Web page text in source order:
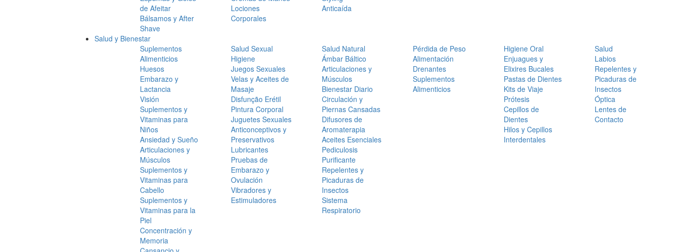
de Afeitar
Bálsamos y After
Shave
Lociones
Corporales
Anticaída
Salud y Bienestar
Suplementos
Alimenticios
Huesos
Embarazo y
Lactancia
Visión
Suplementos y
Vitaminas para
Niños
Ansiedad y Sueño
Articulaciones y
Músculos
Suplementos y
Vitaminas para
Cabello
Suplementos y
Vitaminas para la
Piel
Concentración y
Memoria
Salud Sexual
Higiene
Juegos Sexuales
Velas y Aceites de
Masaje
Disfunção Erétil
Pintura Corporal
Juguetes Sexuales
Anticonceptivos y
Preservativos
Lubricantes
Pruebas de
Embarazo y
Ovulación
Vibradores y
Estimuladores
Salud Natural
Ámbar Báltico
Articulaciones y
Músculos
Bienestar Diario
Circulación y
Piernas Cansadas
Difusores de
Aromaterapia
Aceites Esenciales
Pediculosis
Purificante
Repelentes y
Picaduras de
Insectos
Sistema
Respiratorio
Pérdida de Peso
Alimentación
Drenantes
Suplementos
Alimenticios
Higiene Oral
Enjuagues y
Elixires Bucales
Pastas de Dientes
Kits de Viaje
Prótesis
Cepillos de
Dientes
Hilos y Cepillos
Interdentales
Salud
Labios
Repelentes y
Picaduras de
Insectos
Óptica
Lentes de
Contacto